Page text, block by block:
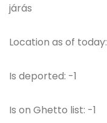
járás
Location as of today:
Is deported: -1
Is on Ghetto list: -1